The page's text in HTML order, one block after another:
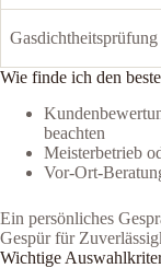
Gasdichtheitsprüfung
Wie finde ich den
beachten
Meisterbetrieb
Vor-Ort-
Ein persönliches
Gespür für
Wichtige